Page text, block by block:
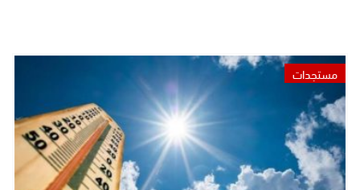
مستجدات